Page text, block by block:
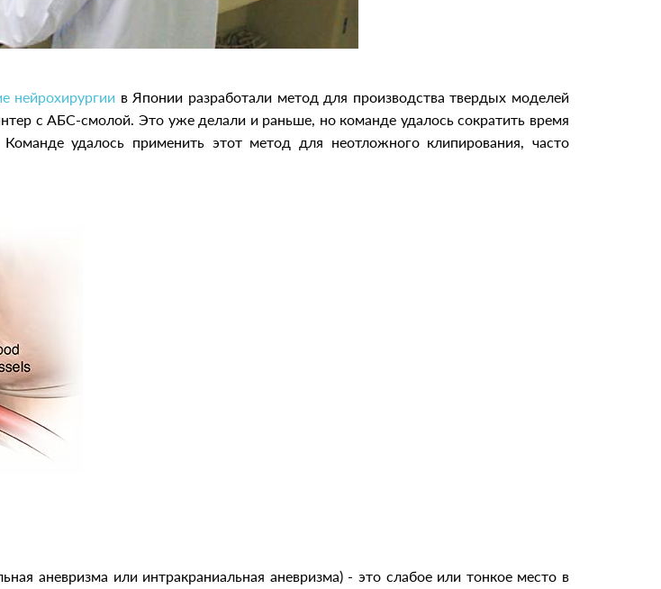
нейрохирургии в Японии разработали метод для производства твердых моделей
с АБС-смолой. Это уже делали и раньше, но команде удалось сократить время
удалось применить этот метод для неотложного клипирования, часто
аневризма или интракраниальная аневризма) - это слабое или тонкое место в